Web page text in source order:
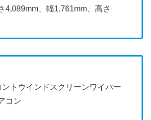
4,089mm、幅1,761mm、高さ
トウインドスクリーンワイパー
コン